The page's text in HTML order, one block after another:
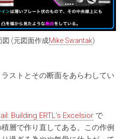
図 (元図面作成Mike Swantak)
ストとその断面をあらわしてい
Building ERTL’s Excelsior で
層で作り直してある。この作例